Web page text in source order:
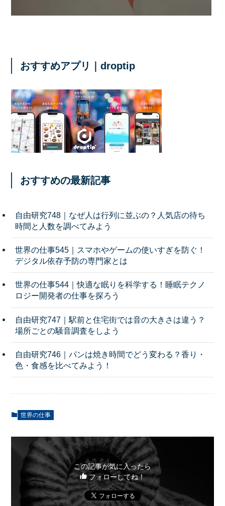
おすすめアプリ｜droptip
おすすめの最新記事
自由研究748｜なぜ人は行列に並ぶの？人気店の待ち
時間と人数を調べてみよう
世界の仕事545｜スマホやゲームの使いすぎを防ぐ！
デジタル依存予防の専門家とは
世界の仕事544｜快適な眠りを科学する！睡眠テクノ
ロジー開発者の仕事を探ろう
自由研究747｜駅前と住宅街では音の大きさは違う？
場所ごとの騒音調査をしよう
自由研究746｜パンは焼き時間でどう変わる？香り・
色・食感を比べてみよう！
世界の仕事
この記事が気に入ったら
フォローしてね！